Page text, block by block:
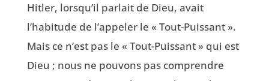
Hitler, lorsqu’il parlait de Dieu, avait
l’habitude de l’appeler le « Tout-Puissant ».
Mais ce n’est pas le « Tout-Puissant » qui est
Dieu ; nous ne pouvons pas comprendre